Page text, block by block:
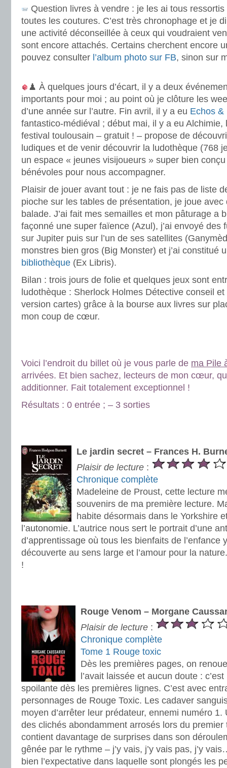
Question livres à vendre : je les ai tous
toutes les coutures. C’est très chronophage et je
une activité déconseillée à ceux qui voudraient
sont encore attachés. Certains cherchent encore
pouvez consulter l’album photo sur FB, sinon sur
♟ À quelques jours d’écart, il y a deux
importants pour moi ; au point où je clôture les
d’une année sur l’autre. Fin avril, il y a eu Echos &
fantastico-médiéval ; début mai, il y a eu Alchimie,
festival toulousain – gratuit ! – propose de
ludiques et de venir découvrir la ludothèque (768
un espace « jeunes visijoueurs » super bien
bénévoles pour nous accompagner.
Plaisir de jouer avant tout : je ne fais pas de liste
pioche sur les tables de présentation, je joue
balade. J’ai fait mes semailles et mon pâturage a
façonné une super faïence (Azul), j’ai envoyé des
sur Jupiter puis sur l’un de ses satellites
monstres bien gros (Big Monster) et j’ai constitué
bibliothèque (Ex Libris).
Bilan : trois jours de folie et quelques jeux sont
ludothèque : Sherlock Holmes Détective conseil
version cartes) grâce à la bourse aux livres sur
mon coup de cœur.
Voici l’endroit du billet où je vous parle de ma Pile
arrivées. Et bien sachez, lecteurs de mon cœur,
additionner. Fait totalement exceptionnel !
Résultats : 0 entrée ; – 3 sorties
Le jardin secret – Frances H.
Plaisir de lecture :
Chronique complète
Madeleine de Proust, cette lecture
souvenirs de ma première lecture.
habite désormais dans le Yorkshire
l’autonomie. L’autrice nous sert le portrait d’une
d’apprentissage où tous les bienfaits de l’enfance
découverte au sens large et l’amour pour la
!
Rouge Venom – Morgane
Plaisir de lecture :
Chronique complète
Tome 1 Rouge toxic
Dès les premières pages, on
l’avait laissée et aucun doute :
spoilante dès les premières lignes. C’est avec
personnages de Rouge Toxic. Les cadaver
moyen d’arrêter leur prédateur, ennemi numéro
des clichés abondamment arrosés lors du premier
contient davantage de surprises dans son
gênée par le rythme – j’y vais, j’y vais pas, j’y
bien l’expectative dans laquelle sont plongés les